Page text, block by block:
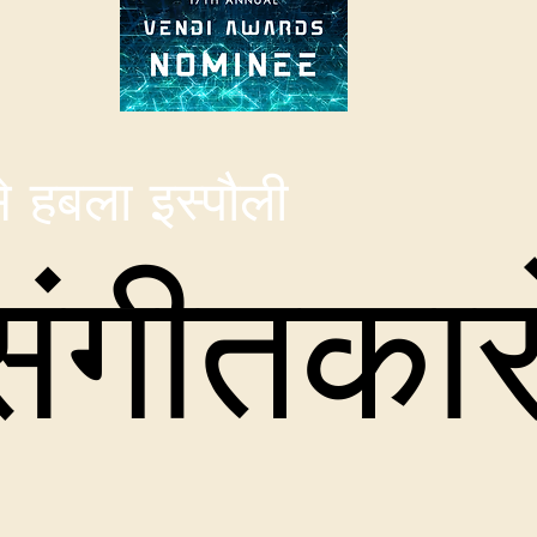
हबला इस्पौली